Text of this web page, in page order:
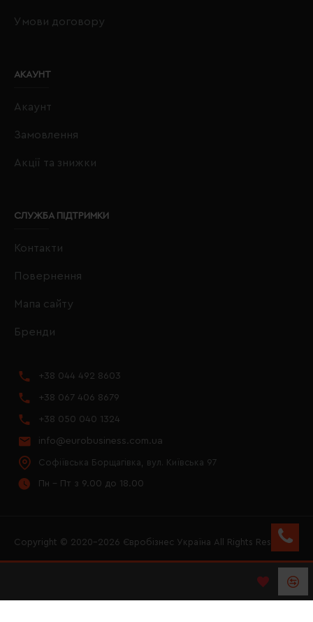
Умови договору
АКАУНТ
Акаунт
Замовлення
Акції та знижки
СЛУЖБА ПІДТРИМКИ
Контакти
Повернення
Мапа сайту
Бренди
+38 044 492 8603
+38 067 406 8679
+38 050 040 1324
info@eurobusiness.com.ua
Софіївська Борщагівка, вул. Київська 97
Пн - Пт з 9.00 до 18.00
Copyright © 2020–2026 Євробізнес Україна All Rights Reserved
LOGO ЄВРОБІЗНЕС